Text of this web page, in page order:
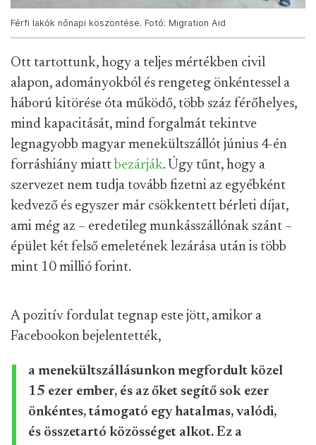
Férfi lakók nőnapi köszöntése. Fotó: Migration Aid
Ott tartottunk, hogy a teljes mértékben civil
alapon, adományokból és rengeteg önkéntessel a
háború kitörése óta működő, több száz férőhelyes,
mind kapacitását, mind forgalmát tekintve
legnagyobb magyar menekültszállót június 4-én
forráshiány miatt bezárják. Úgy tűnt, hogy a
szervezet nem tudja tovább fizetni az egyébként
kedvező és egyszer már csökkentett bérleti díjat,
ami még az – eredetileg munkásszállónak szánt –
épület két felső emeletének lezárása után is több
mint 10 millió forint.
A pozitív fordulat tegnap este jött, amikor a
Facebookon bejelentették,
a menekültszállásunkon megfordult közel
15 ezer ember, és az őket segítő sok ezer
önkéntes, támogató egy hatalmas, valódi,
és összetartó közösséget alkot. Ez a